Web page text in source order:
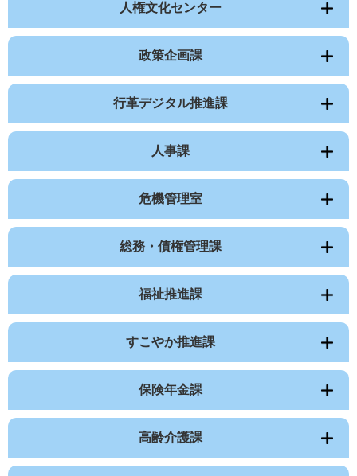
人権文化センター
政策企画課
行革デジタル推進課
人事課
危機管理室
総務・債権管理課
福祉推進課
すこやか推進課
保険年金課
高齢介護課